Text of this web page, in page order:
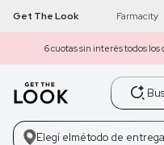
Get The Look Farmacity
6 cuotas sin interés todos los
Buscar
Elegí elmétodo de entrega
1 get the look
2 máscara pestañas